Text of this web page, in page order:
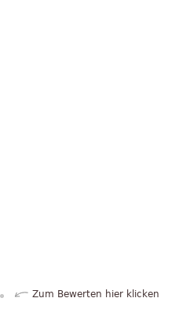
Zum Bewerten hier klicken